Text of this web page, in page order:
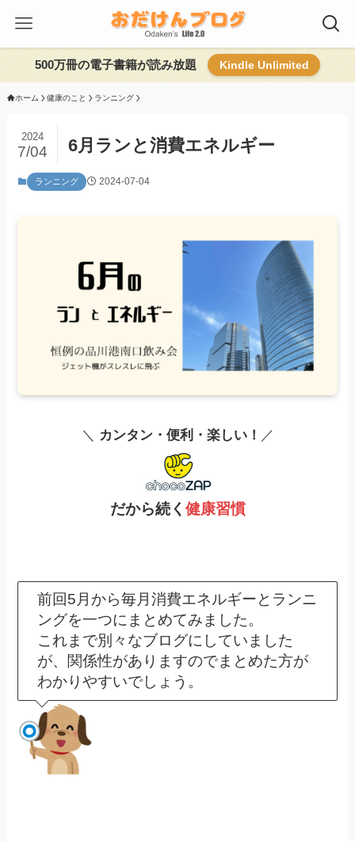
500万冊の電子書籍が読み放題 Kindle Unlimited
ホーム 健康のこと ランニング
6月ランと消費エネルギー
2024
7/04
ランニング 2024-07-04
＼ カンタン・便利・楽しい！ ／
だから続く 健康習慣
前回5月から毎月消費エネルギーとランニ
ングを一つにまとめてみました。
これまで別々なブログにしていました
が、関係性がありますのでまとめた方が
わかりやすいでしょう。